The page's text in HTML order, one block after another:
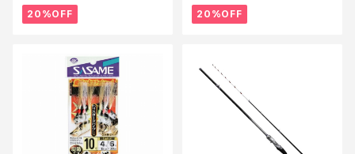
20%OFF 20%OFF